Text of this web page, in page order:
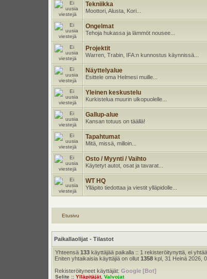
Tekniikka
Moottori, Alusta, Kori...
Ongelmat
Tehoja hukassa ja lämmöt nousee...
Projektit
Warren, Trabin, IFA:n kunnostus käynnissä...
Näyttelyalue
Esittele oma Helmesi muille...
Yleinen keskustelu
Kurkistelua muurin ulkopuolelle...
Gallup-alue
Kansan totuus on täällä!
Tapahtumat
Mitä, missä, milloin...
Osto / Myynti / Vaihto
Käytetyt autot, osat ja tavarat...
WT HQ
Ylläpito tiedottaa ja viestit ylläpidolle...
Etusivu
Paikallaolijat - Tilastot
Yhteensä133 käyttäjää paikalla :: 1 rekisteröitynyttä, ei
Eniten yhtaikaisia käyttäjiä on ollut1358 kpl, 31 Heinä 2026,
Rekisteröityneet käyttäjät:Google [Bot]
Selite ::Ylläpitäjät,Valvojat